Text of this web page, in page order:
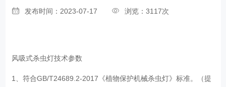
发布时间：2023-07-17 浏览：3117次
风吸式杀虫灯技术参数
1、符合GB/T24689.2-2017《植物保护机械杀虫灯》标准。（提